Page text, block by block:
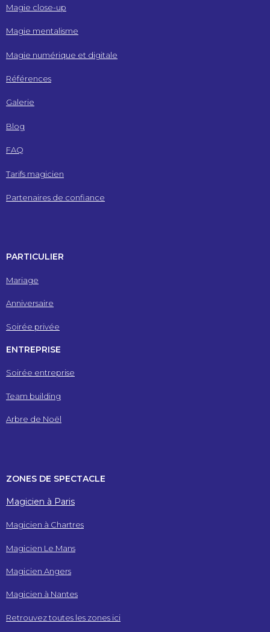
Magie close-up
Magie mentalisme
Magie numérique et digitale
Références
Galerie
Blog
FAQ
Tarifs magicien
Partenaires de confiance
PARTICULIER
Mariage
Anniversaire
Soirée privée
ENTREPRISE
Soirée entreprise
Team building
Arbre de Noël
ZONES DE SPECTACLE
Magicien à Paris
Magicien à Chartres
Magicien Le Mans
Magicien Angers
Magicien à Nantes
Retrouvez toutes les zones ici